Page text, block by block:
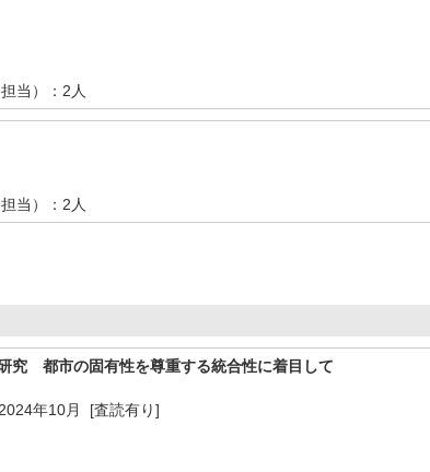
当）：2人
当）：2人
究 都市の固有性を尊重する統合性に着目して
年10月 [査読有り]